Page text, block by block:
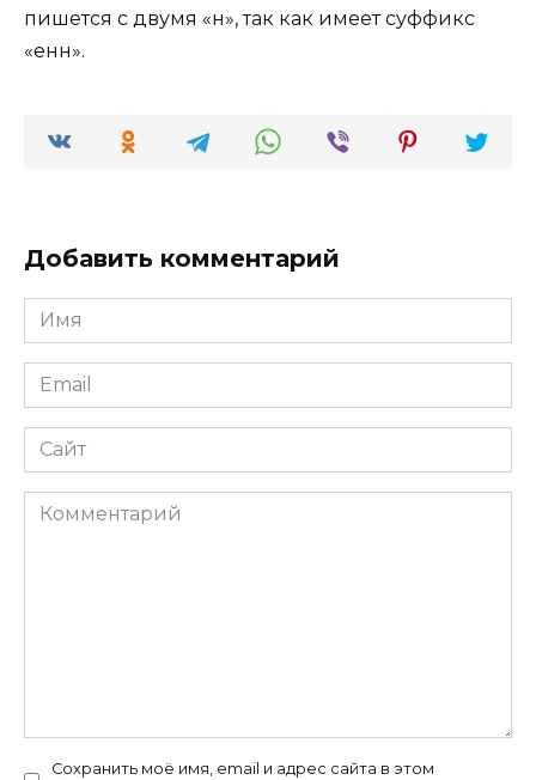
пишется с двумя «н», так как имеет суффикс
«енн».
Добавить комментарий
Имя
*
Email
*
Сайт
Комментарий
Сохранить моё имя, email и адрес сайта в этом